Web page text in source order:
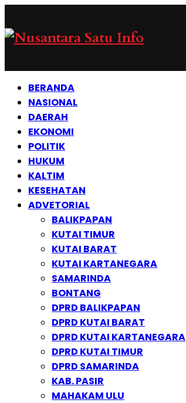
BERANDA
NASIONAL
DAERAH
EKONOMI
POLITIK
HUKUM
KALTIM
KESEHATAN
ADVETORIAL
BALIKPAPAN
KUTAI TIMUR
KUTAI BARAT
KUTAI KARTANEGARA
SAMARINDA
BONTANG
DPRD BALIKPAPAN
DPRD KUTAI BARAT
DPRD KUTAI KARTANEGARA
DPRD KUTAI TIMUR
DPRD SAMARINDA
KAB. PASIR
MAHAKAM ULU